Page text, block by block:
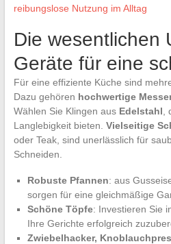
reibungslose Nutzung im Alltag
Die wesentlichen
Geräte für eine
Für eine effiziente Küche sind
Dazu gehören hochwertige
Wählen Sie Klingen aus Edelstahl
Langlebigkeit bieten. Vielseitige
oder Teak, sind unerlässlich für
Schneiden.
Robuste Pfannen: aus
sorgen für eine gleichmäßige
Schöne Töpfe: Investieren Sie
Ihre Gerichte erfolgreich
Zwiebelhacker,